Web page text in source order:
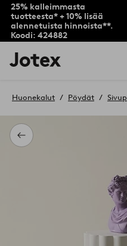
25% kalleimmasta
tuotteesta* + 10% lisää
alennetuista hinnoista**.
Koodi: 424882
Jotex-
logo
aloitussivulle
Takaisin
Huonekalut Pöydät